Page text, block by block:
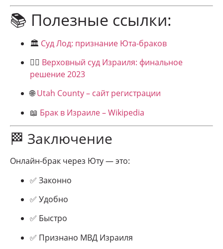
📚 Полезные ссылки:
🏛 Суд Лод: признание Юта-браков
👨‍⚖️ Верховный суд Израиля: финальное
решение 2023
🌐Utah County – сайт регистрации
📖 Брак в Израиле – Wikipedia
🏁 Заключение
Онлайн-брак через Юту — это:
✅ Законно
✅ Удобно
✅ Быстро
✅ Признано МВД Израиля